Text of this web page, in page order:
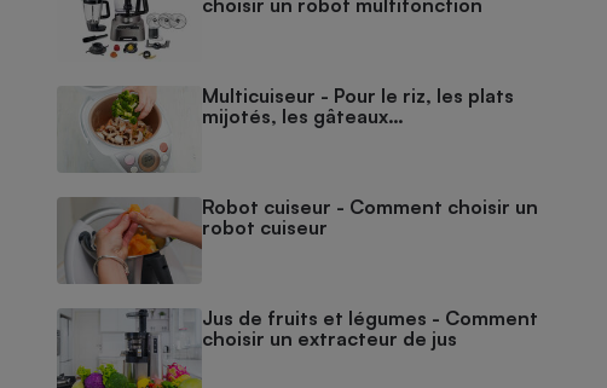
choisir un robot multifonction
Multicuiseur - Pour le riz, les plats
mijotés, les gâteaux…
Robot cuiseur - Comment choisir un
robot cuiseur
Jus de fruits et légumes - Comment
choisir un extracteur de jus